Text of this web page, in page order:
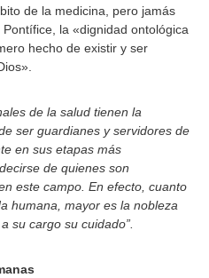
de la medicina, pero jamás
la «dignidad ontológica
hecho de existir y ser
de la salud tienen la
ser guardianes y servidores de
en sus etapas más
de quienes son
este campo. En efecto, cuanto
humana, mayor es la nobleza
su cargo su cuidado”.